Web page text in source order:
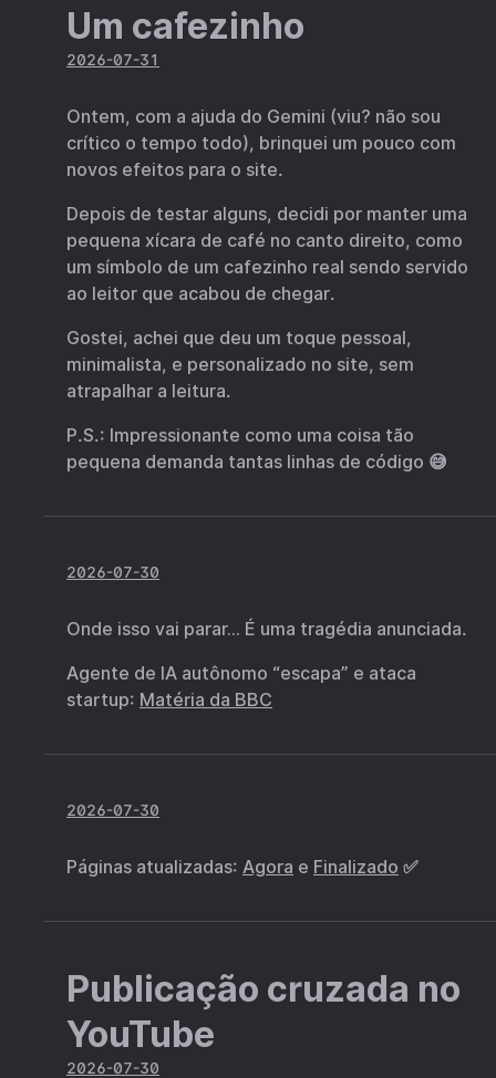
Um cafezinho
2026-07-31
Ontem, com a ajuda do Gemini (viu? não sou
crítico o tempo todo), brinquei um pouco com
novos efeitos para o site.
Depois de testar alguns, decidi por manter uma
pequena xícara de café no canto direito, como
um símbolo de um cafezinho real sendo servido
ao leitor que acabou de chegar.
Gostei, achei que deu um toque pessoal,
minimalista, e personalizado no site, sem
atrapalhar a leitura.
P.S.: Impressionante como uma coisa tão
pequena demanda tantas linhas de código 😅
2026-07-30
Onde isso vai parar… É uma tragédia anunciada.
Agente de IA autônomo “escapa” e ataca
startup: Matéria da BBC
2026-07-30
Páginas atualizadas: Agora e Finalizado ✅
Publicação cruzada no
YouTube
2026-07-30